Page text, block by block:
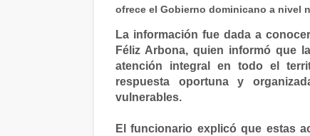
ofrece el Gobierno dominicano a nivel
La información fue dada a
Féliz Arbona, quien informó que
atención integral en todo el
respuesta oportuna y
vulnerables.
El funcionario explicó que estas